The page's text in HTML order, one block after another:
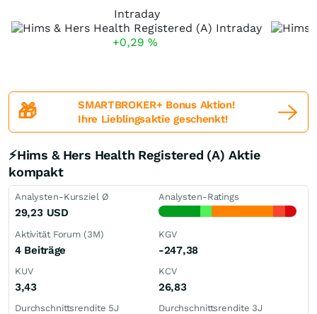
Intraday
+0,29 %
🎁
SMARTBROKER+ Bonus Aktion!
Ihre Lieblingsaktie geschenkt!
⚡Hims & Hers Health Registered (A) Aktie
kompakt
Analysten-Kursziel Ø
29,23 USD
Analysten-Ratings
Aktivität Forum (3M)
4 Beiträge
KGV
-247,38
KUV
3,43
KCV
26,83
Durchschnittsrendite 5J Durchschnittsrendite 3J